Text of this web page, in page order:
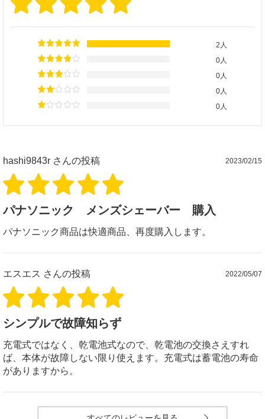
2人
0人
0人
0人
0人
hashi9843r さんの投稿 2023/02/15
パナソニック メンズシェーバー 購入
パナソニック商品は快適商品、再度購入します。
エスエス さんの投稿 2022/05/07
シンプルで故障知らず
充電式ではなく、乾電池式なので、乾電池の交換さえすれ
ば、本体が故障しない限り使えます。充電式は蓄電池の寿命
がありますから。